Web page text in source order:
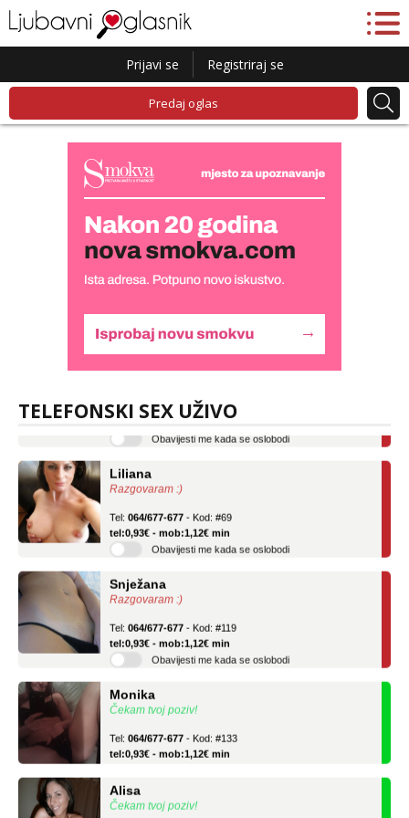
Prijavi se Registriraj se
Predaj oglas
TELEFONSKI SEX UŽIVO
tel:0,93€ - mob:1,12€ min
Razgovaram :)
tel:0,93€ - mob:1,12€ min
Obavijesti me kada se oslobodi
Razgovaram :)
tel:0,93€ - mob:1,12€ min
Obavijesti me kada se oslobodi
Čekam tvoj poziv!
tel:0,93€ - mob:1,12€ min
Čekam tvoj poziv!